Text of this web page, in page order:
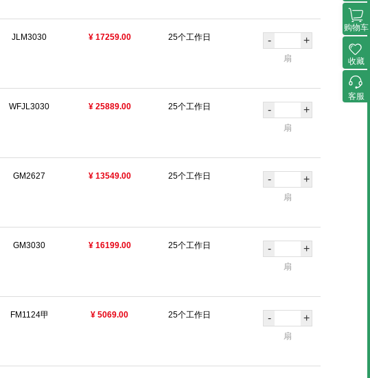
JLM3030 ¥ 17259.00 25个工作日 - +
扇
WFJL3030 ¥ 25889.00 25个工作日 - +
扇
GM2627 ¥ 13549.00 25个工作日 - +
扇
GM3030 ¥ 16199.00 25个工作日 - +
扇
FM1124甲 ¥ 5069.00 25个工作日 - +
扇
购物车
收藏
客服